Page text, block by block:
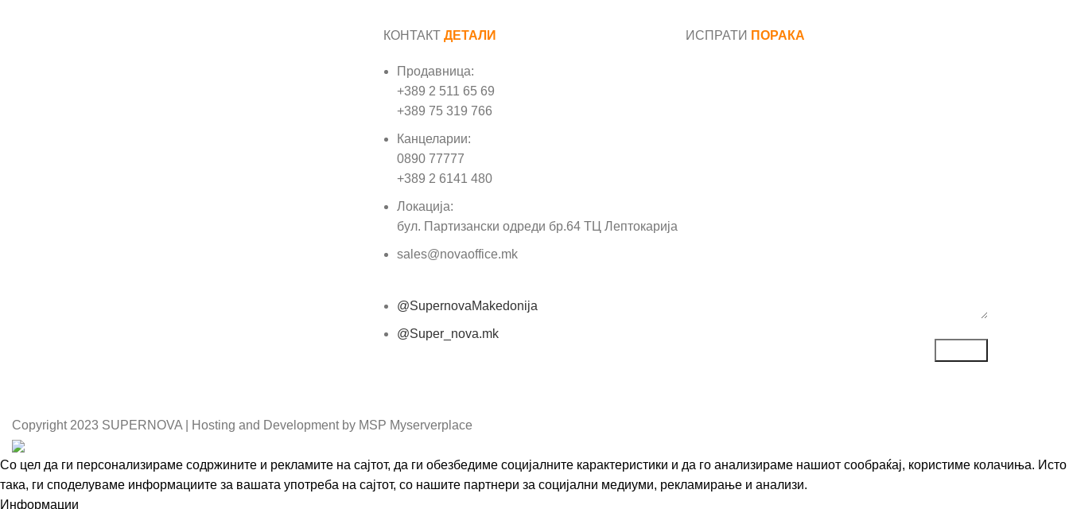
КОНТАКТ ДЕТАЛИ
Продавница:
+389 2 511 65 69
+389 75 319 766
Канцеларии:
0890 77777
+389 2 6141 480
Локација:
бул. Партизански одреди бр.64 ТЦ Лептокарија
sales@novaoffice.mk
@SupernovaMakedonija
@Super_nova.mk
ИСПРАТИ ПОРАКА
Copyright 2023 SUPERNOVA | Hosting and Development by MSP Myserverplace
Со цел да ги персонализираме содржините и рекламите на сајтот, да ги обезбедиме социјалните карактеристики и да го анализираме нашиот сообраќај, користиме колачиња. Исто
така, ги споделуваме информациите за вашата употреба на сајтот, со нашите партнери за социјални медиуми, рекламирање и анализи.
Информации